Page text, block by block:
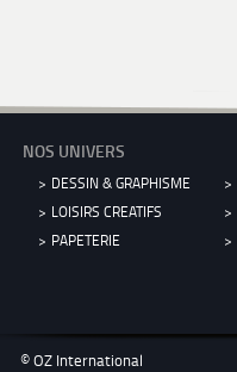
NOS UNIVERS
DESSIN & GRAPHISME
LOISIRS CREATIFS
PAPETERIE
© OZ International